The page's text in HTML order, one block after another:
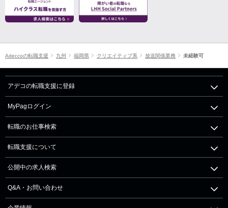
Adeccoの転職支援 九州 福岡県 クリエイティブ系 放送関係業務 未経験可
アデコの転職支援に登録
MyPagログイン
転職のお仕事検索
転職支援について
公開中の求人検索
Q&A・お問い合わせ